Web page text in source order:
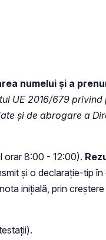
numelui și a
UE 2016/679
și de abrogare a
orar 8:00 - 12:00).
și o declarație-tip în
inițială, prin